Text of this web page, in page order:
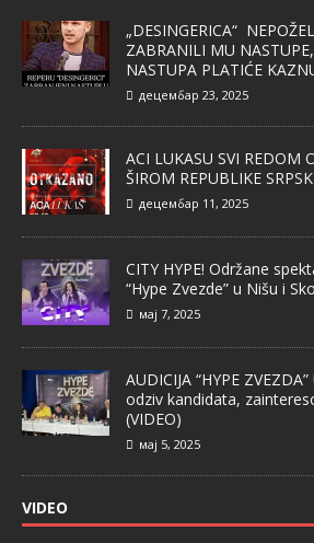
„DESINGERICA“
ZABRANILI MU
NASTUPA PLATIĆE
децембар 23, 2025
ACI LUKASU SVI REDOM
ŠIROM REPUBLIKE
децембар 11, 2025
CITY HYPE! Održane
“Hype Zvezde” u Nišu i
мај 7, 2025
AUDICIJA “HYPE
odziv kandidata,
(VIDEO)
мај 5, 2025
VIDEO